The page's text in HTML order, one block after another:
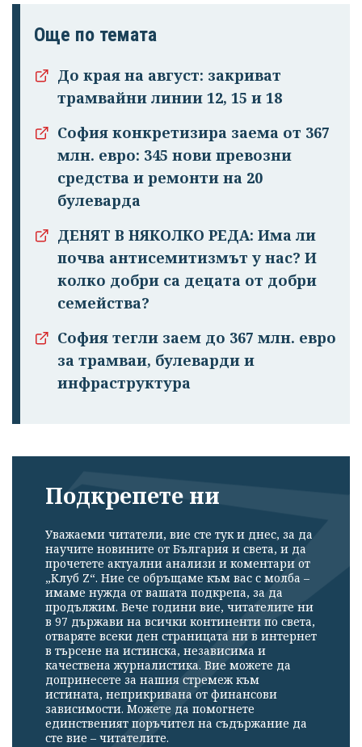
Още по темата
До края на август: закриват
трамвайни линии 12, 15 и 18
София конкретизира заема от 367
млн. евро: 345 нови превозни
средства и ремонти на 20
булеварда
ДЕНЯТ В НЯКОЛКО РЕДА: Има ли
почва антисемитизмът у нас? И
колко добри са децата от добри
семейства?
София тегли заем до 367 млн. евро
за трамваи, булеварди и
инфраструктура
Подкрепете ни
Уважаеми читатели, вие сте тук и днес, за да
научите новините от България и света, и да
прочетете актуални анализи и коментари от
„Клуб Z“. Ние се обръщаме към вас с молба –
имаме нужда от вашата подкрепа, за да
продължим. Вече години вие, читателите ни
в 97 държави на всички континенти по света,
отваряте всеки ден страницата ни в интернет
в търсене на истинска, независима и
качествена журналистика. Вие можете да
допринесете за нашия стремеж към
истината, неприкривана от финансови
зависимости. Можете да помогнете
единственият поръчител на съдържание да
сте вие – читателите.